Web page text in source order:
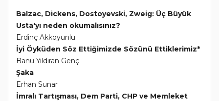
Balzac, Dickens, Dostoyevski, Zweig: Üç Büyük
Usta'yı neden okumalısınız?
Erdinç Akkoyunlu
İyi Öyküden Söz Ettiğimizde Sözünü Ettiklerimiz*
Banu Yıldıran Genç
Şaka
Erhan Sunar
İmralı Tartışması, Dem Parti, CHP ve Memleket